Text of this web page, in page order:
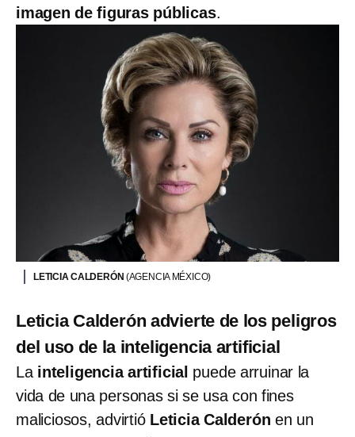
imagen de figuras públicas.
LETICIA CALDERÓN (AGENCIA MÉXICO)
Leticia Calderón advierte de los peligros
del uso de la inteligencia artificial
La inteligencia artificial puede arruinar la
vida de una personas si se usa con fines
maliciosos, advirtió Leticia Calderón en un